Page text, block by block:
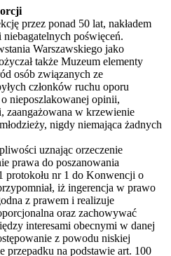
przez ponad 50 lat, nakładem
poświęceń.
Warszawskiego jako
także Muzeum elementy
osób związanych ze
członków ruchu oporu
nieposzlakowanej opinii,
zaangażowana w krzewienie
nigdy niemająca żadnych
uznając orzeczenie
prawa do poszanowania
protokołu nr 1 do Konwencji o
iż ingerencja w prawo
z prawem i realizuje
oraz zachowywać
interesami obecnymi w danej
z powodu niskiej
przepadku na podstawie art. 100